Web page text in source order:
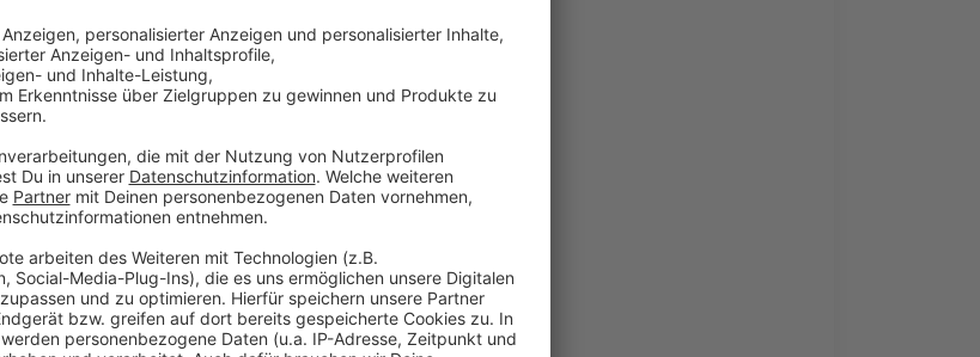
Pfeffer
Thymian
Öl
Zutaten für die Sauce:
300g feingewürfelte rote Zwiebeln
100g Zucker
50ml Balsamicoessig
50ml roter Portwein
100ml Rotwein
1l Kalbsjus